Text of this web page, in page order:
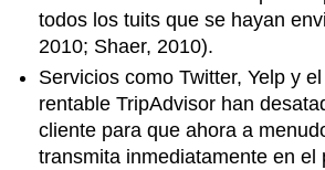
todos los tuits que se hayan
2010; Shaer, 2010).
Servicios como Twitter, Yelp y
rentable TripAdvisor han
cliente para que ahora a
transmita inmediatamente en el